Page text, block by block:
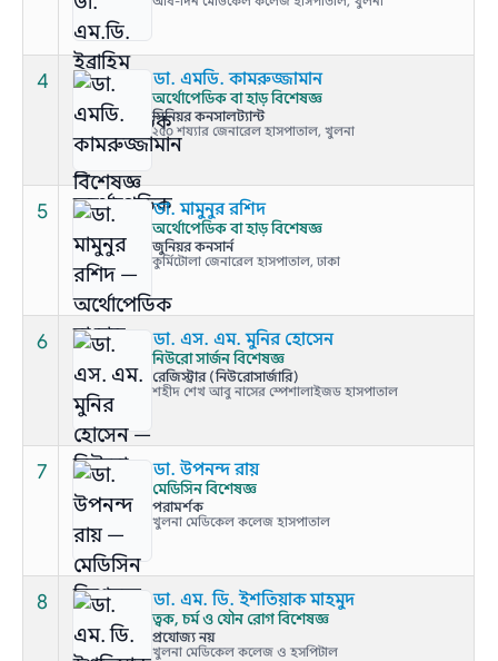
4 ডা. এমডি. কামরুজ্জামান
অর্থোপেডিক বা হাড় বিশেষজ্ঞ
সিনিয়র কনসালট্যান্ট
২৫০ শয্যার জেনারেল হাসপাতাল, খুলনা
5 ডা. মামুনুর রশিদ
অর্থোপেডিক বা হাড় বিশেষজ্ঞ
জুনিয়র কনসার্ন
কুর্মিটোলা জেনারেল হাসপাতাল, ঢাকা
6 ডা. এস. এম. মুনির হোসেন
নিউরো সার্জন বিশেষজ্ঞ
রেজিস্ট্রার (নিউরোসার্জারি)
শহীদ শেখ আবু নাসের স্পেশালাইজড হাসপাতাল
7 ডা. উপনন্দ রায়
মেডিসিন বিশেষজ্ঞ
পরামর্শক
খুলনা মেডিকেল কলেজ হাসপাতাল
8 ডা. এম. ডি. ইশতিয়াক মাহমুদ
ত্বক, চর্ম ও যৌন রোগ বিশেষজ্ঞ
প্রযোজ্য নয়
খুলনা মেডিকেল কলেজ ও হসপিটাল